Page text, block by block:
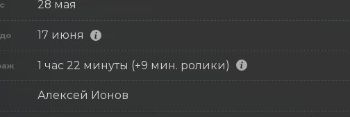
28 мая
17 июня
1 час 22 минуты (+9 мин. ролики)
Алексей Ионов